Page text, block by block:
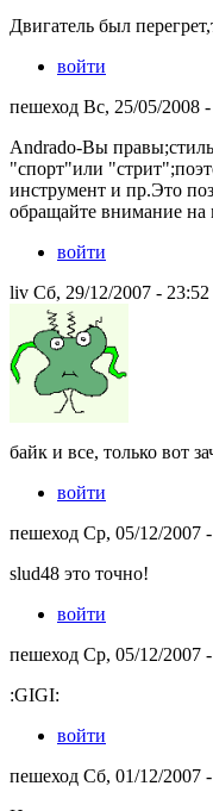
Двигатель был
войти
пешеход Вс, 25/05/2008
Andrado-Вы
"спорт"или
инструмент и пр.Это
обращайте внимание на
войти
liv Сб, 29/12/2007 - 23:52
байк и все, только вот
войти
пешеход Ср, 05/12/2007
slud48 это точно!
войти
пешеход Ср, 05/12/2007
:GIGI:
войти
пешеход Сб, 01/12/2007